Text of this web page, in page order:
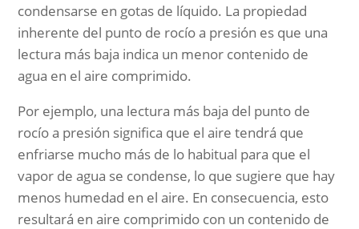
condensarse en gotas de líquido. La propiedad
inherente del punto de rocío a presión es que una
lectura más baja indica un menor contenido de
agua en el aire comprimido.
Por ejemplo, una lectura más baja del punto de
rocío a presión significa que el aire tendrá que
enfriarse mucho más de lo habitual para que el
vapor de agua se condense, lo que sugiere que hay
menos humedad en el aire. En consecuencia, esto
resultará en aire comprimido con un contenido de